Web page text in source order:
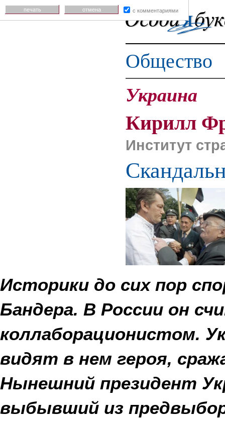
Общество
Украина
Кирилл
Институт
Историки до сих пор
Бандера. В России он
коллаборационистом.
видят в нем героя,
Нынешний президент
выбывший из
печать отмена с комментариями